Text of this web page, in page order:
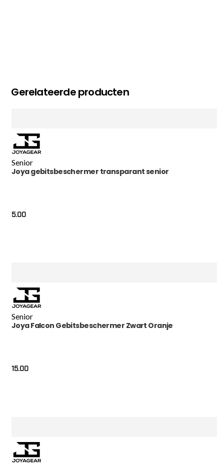
Gerelateerde producten
Senior
Joya gebitsbeschermer transparant senior
5.00
Senior
Joya Falcon Gebitsbeschermer Zwart Oranje
15.00